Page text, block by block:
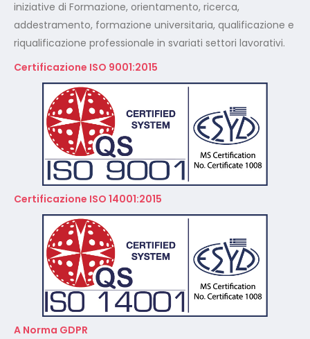
riqualificazione professionale in svariati settori lavorativi.
Certificazione ISO 9001:2015
Certificazione ISO 14001:2015
A Norma GDPR